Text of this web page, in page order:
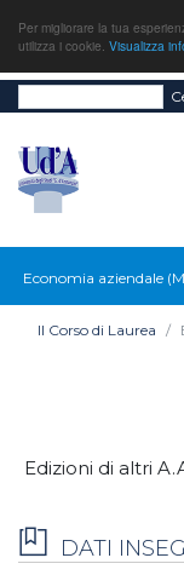
Per migliorare la tua
utilizza i cookie. Visualizza
Economia aziendale
Il Corso di Laurea
Edizioni di altri
DATI